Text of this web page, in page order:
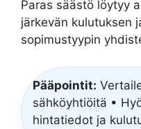
Paras säästö löytyy
järkevän kulutuksen
sopimustyypin
Pääpointit:
sähköyhtiöitä •
hintatiedot ja